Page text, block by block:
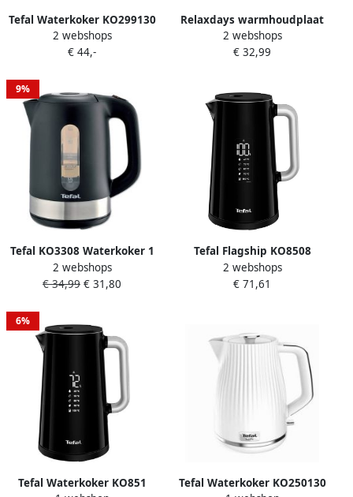
Tefal Waterkoker KO299130
Wit Plastic 2200 W 1 5 L
2 webshops
€ 44,-
Relaxdays warmhoudplaat
gietijzer schotelwarmer
theelichtjes rechaud op
2 webshops
€ 32,99
9%
Tefal KO3308 Waterkoker 1
7L Met Automatische
Uitschakeling 2400W Zwart
2 webshops
€ 34,99 € 31,80
Tefal Flagship KO8508
Waterkoker 5 verschillende
temperatuurinstellingen 1
2 webshops
€ 71,61
6%
Tefal Waterkoker KO851
Tefal Waterkoker KO250130